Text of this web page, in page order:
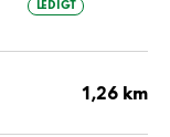
LEDIGT
1,26 km